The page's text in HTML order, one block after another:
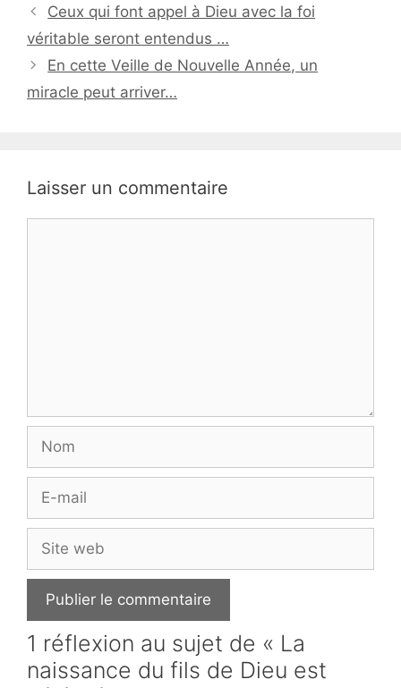
Ceux qui font appel à Dieu avec la foi
véritable seront entendus …
En cette Veille de Nouvelle Année, un
miracle peut arriver…
Laisser un commentaire
mail
web
1 réflexion au sujet de « La
naissance du fils de Dieu est